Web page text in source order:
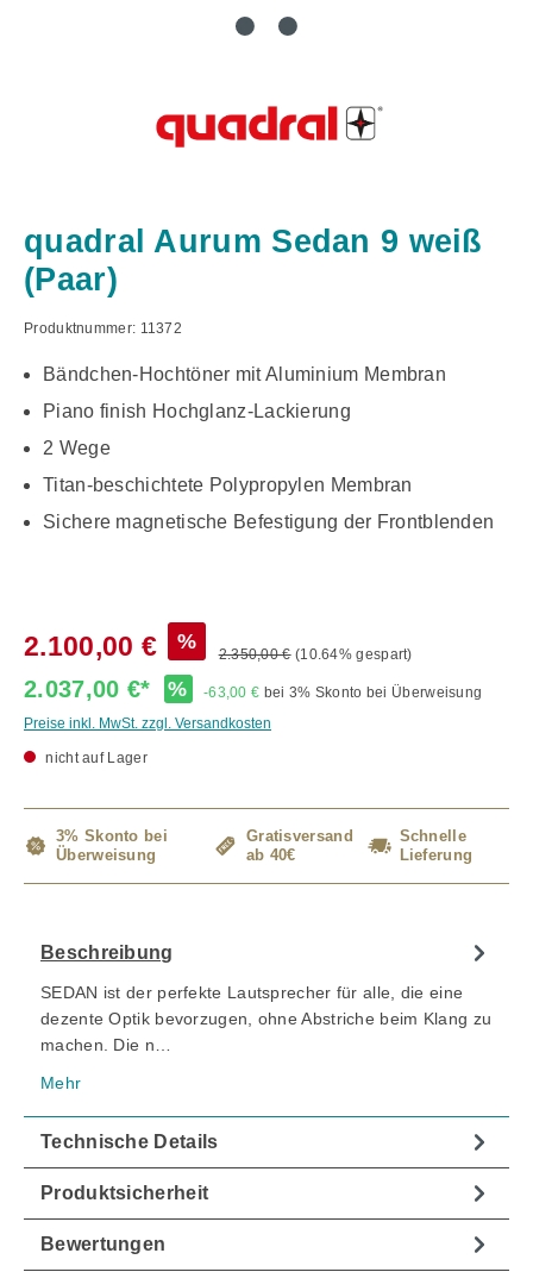
quadral Aurum Sedan 9 weiß
(Paar)
Produktnummer: 11372
Bändchen-Hochtöner mit Aluminium Membran
Piano finish Hochglanz-Lackierung
2 Wege
Titan-beschichtete Polypropylen Membran
Sichere magnetische Befestigung der Frontblenden
2.100,00 € %
2.350,00 € (10.64% gespart)
2.037,00 €* % -63,00 € bei 3% Skonto bei Überweisung
Preise inkl. MwSt. zzgl. Versandkosten
nicht auf Lager
3% Skonto bei
Überweisung
Gratisversand
ab 40€
Schnelle
Lieferung
Beschreibung
SEDAN ist der perfekte Lautsprecher für alle, die eine
dezente Optik bevorzugen, ohne Abstriche beim Klang zu
machen. Die n…
Mehr
Technische Details
Produktsicherheit
Bewertungen